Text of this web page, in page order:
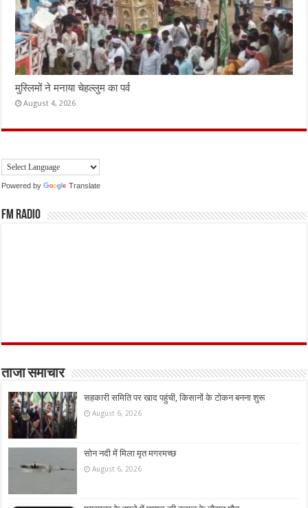
मुस्लिमों ने मनाया चेहल्लुम का पर्व
August 4, 2026
Powered by Translate
FM Radio
ताजा समाचार
सहकारी समिति पर खाद पहुंची, किसानों के टोकन बनना शुरू
August 6, 2026
सोन नदी में मिला मृत मगरमच्छ
August 6, 2026